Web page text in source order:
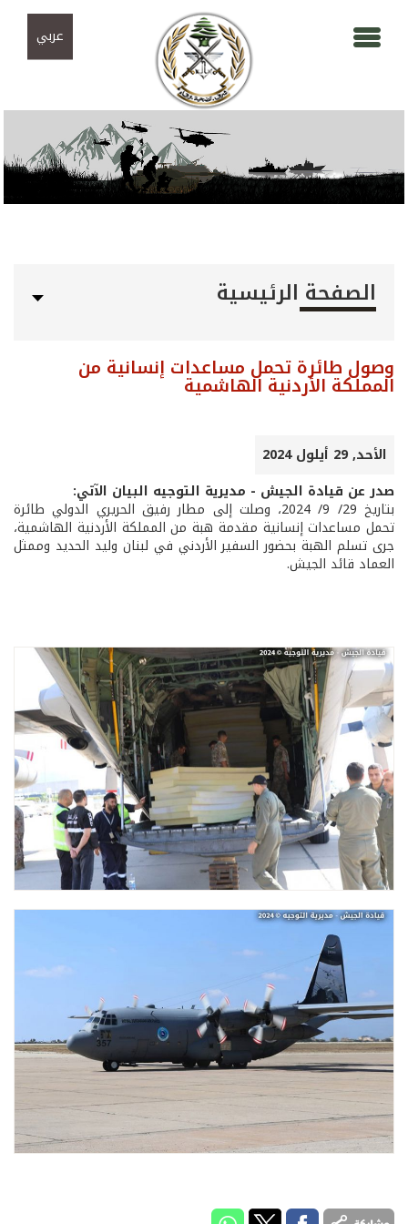
عربي
الصفحة الرئيسية
وصول طائرة تحمل مساعدات إنسانية من
المملكة الأردنية الهاشمية
الأحد, 29 أيلول 2024
صدر عن قيادة الجيش - مديرية التوجيه البيان الآتي:
بتاريخ 29/ 9/ 2024، وصلت إلى مطار رفيق الحريري الدولي طائرة
تحمل مساعدات إنسانية مقدمة هبة من المملكة الأردنية الهاشمية،
جرى تسلم الهبة بحضور السفير الأردني في لبنان وليد الحديد وممثل
العماد قائد الجيش.